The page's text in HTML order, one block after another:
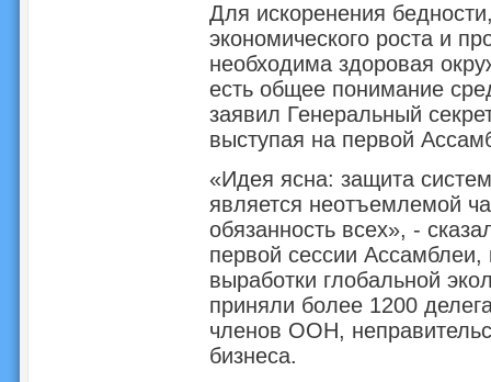
Для искоренения
экономического роста и
необходима здоровая
есть общее понимание
заявил Генеральный
выступая на первой
«Идея ясна: защита
является неотъемлемой
обязанность всех», -
первой сессии
выработки глобальной
приняли более 1200
членов ООН,
бизнеса.